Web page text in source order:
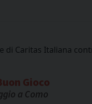
di Caritas Italiana
Gioco
a Como